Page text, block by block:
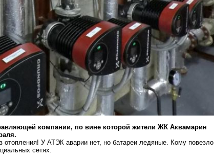
компании, по вине которой жители ЖК Аквамарин
У АТЭК аварии нет, но батареи ледяные. Кому повезло
сетях.